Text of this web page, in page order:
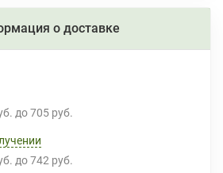
о доставке
до 705 руб.
до 742 руб.